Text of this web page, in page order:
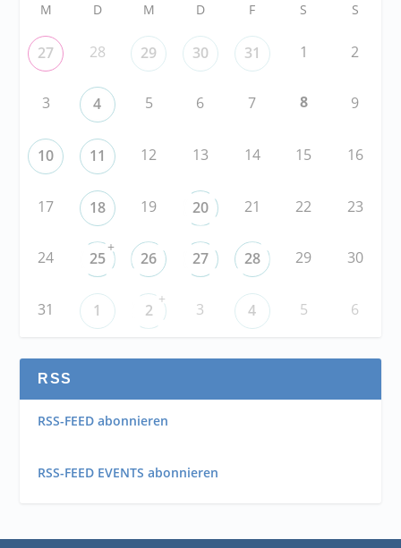
M D M D F S S
27 28 29 30 31 1 2
3 4 5 6 7 8 9
10 11 12 13 14 15 16
17 18 19 20 21 22 23
24 25
+
26 27 28 29 30
31 1 2
+
3 4 5 6
RSS
RSS-FEED abonnieren
RSS-FEED EVENTS abonnieren